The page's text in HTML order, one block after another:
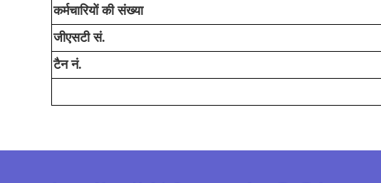
कर्मचारियों की संख्या
जीएसटी सं.
टैन नं.